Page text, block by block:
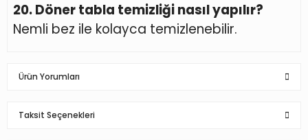
20. Döner tabla temizliği nasıl yapılır?
Nemli bez ile kolayca temizlenebilir.
Ürün Yorumları
Taksit Seçenekleri